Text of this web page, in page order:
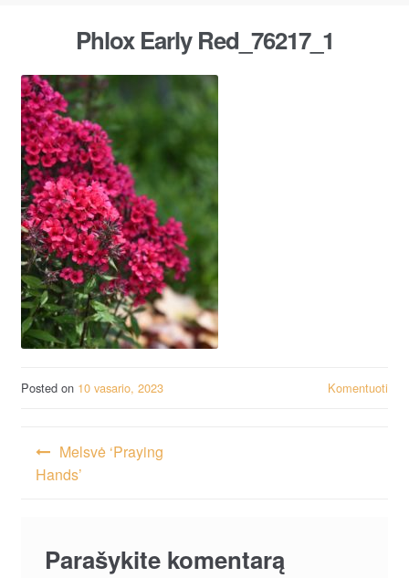
Phlox Early Red_76217_1
Posted on 10 vasario, 2023 Komentuoti
Navigacija
tarp
Melsvė ‘Praying
Hands’
Parašykite komentarą